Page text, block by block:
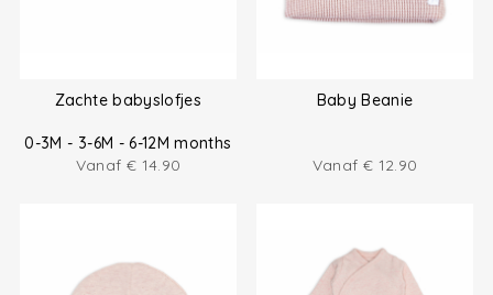
Zachte babyslofjes
0-3M - 3-6M - 6-12M months
Vanaf € 14.90
Baby Beanie
Vanaf € 12.90